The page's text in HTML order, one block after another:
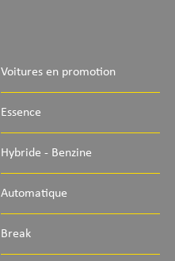
Voitures en promotion
Essence
Hybride - Benzine
Automatique
Break